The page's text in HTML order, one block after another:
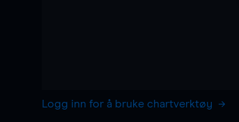
Logg inn for å bruke chartverktøy